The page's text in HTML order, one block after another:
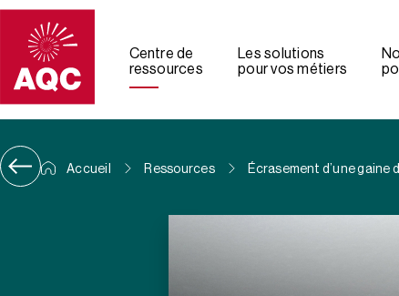
Panneau de gestion des cookies
Centre de
ressources
Les solutions
pour vos métiers
Accueil Ressources Écrasement d’une gaine